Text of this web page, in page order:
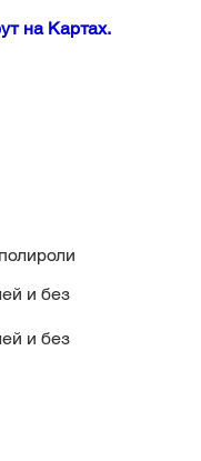
на Картах.
и без
и без